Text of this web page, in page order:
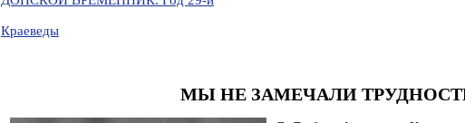
Краеведы
МЫ НЕ ЗАМЕЧАЛИ